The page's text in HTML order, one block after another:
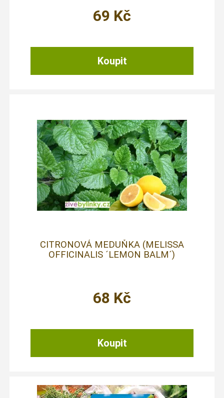
69 Kč
CITRONOVÁ MEDUŇKA (MELISSA
OFFICINALIS ´LEMON BALM´)
68 Kč